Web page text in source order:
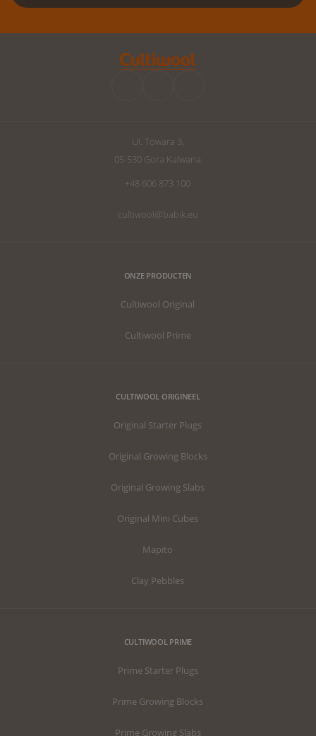
UI. Towara 3,
05-530 Gora Kalwaria
+48 606 873 100
cultiwool@babik.eu
ONZE PRODUCTEN
Cultiwool Original
Cultiwool Prime
CULTIWOOL ORIGINEEL
Original Starter Plugs
Original Growing Blocks
Original Growing Slabs
Original Mini Cubes
Mapito
Clay Pebbles
CULTIWOOL PRIME
Prime Starter Plugs
Prime Growing Blocks
Prime Growing Slabs